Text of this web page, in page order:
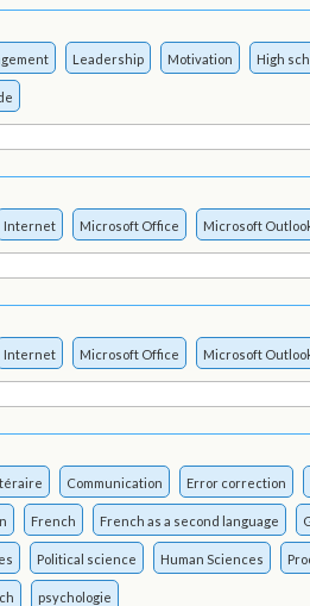
Leadership Motivation High
Internet Microsoft Office Microsoft
Internet Microsoft Office Microsoft
Communication Error correction
French French as a second language
Political science Human Sciences
psychologie